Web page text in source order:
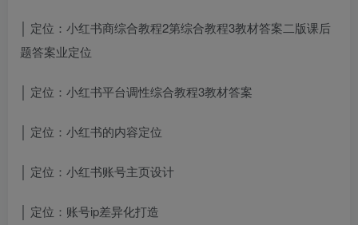
│ 定位：小红书商综合教程2第综合教程3教材答案二版课后
题答案业定位
│ 定位：小红书平台调性综合教程3教材答案
│ 定位：小红书的内容定位
│ 定位：小红书账号主页设计
│ 定位：账号ip差异化打造